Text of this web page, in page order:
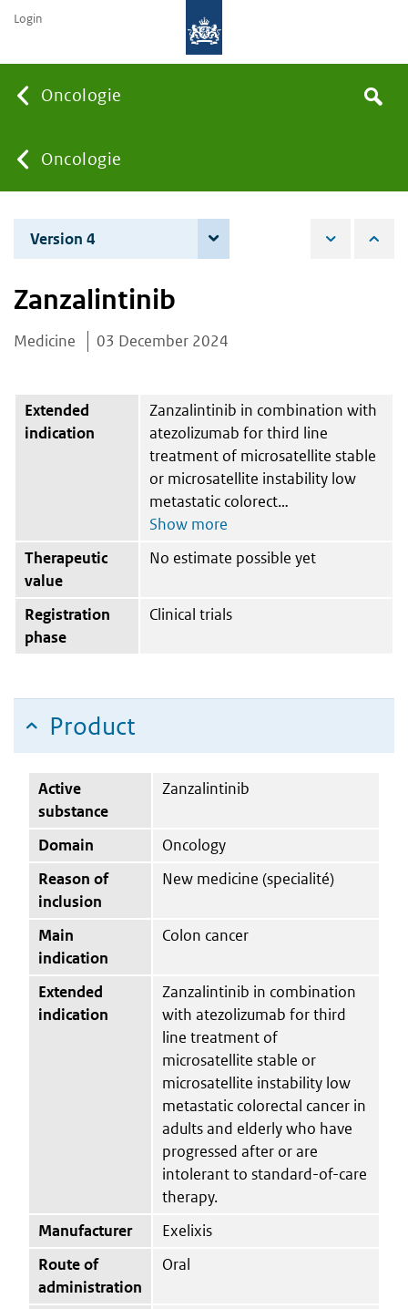
Oncologie
You
are
here:
Oncologie
the
Search
Login
Version 4
Zanzalintinib
Medicine 03 December 2024
Extended
indication
Zanzalintinib in combination with
atezolizumab for third line
treatment of microsatellite stable
or microsatellite instability low
metastatic colorect
Therapeutic
value
No estimate possible yet
Registration
phase
Clinical trials
Product
Active
substance
Zanzalintinib
Domain
Oncology
Reason of
inclusion
New medicine (specialité)
Main
indication
Colon cancer
Extended
indication
Zanzalintinib in combination
with atezolizumab for third
line treatment of
microsatellite stable or
microsatellite instability low
metastatic colorectal cancer in
adults and elderly who have
progressed after or are
intolerant to standard-of-care
therapy.
Manufacturer
Exelixis
Route of
administration
Oral